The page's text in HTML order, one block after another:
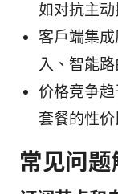
如对抗主
客户端集
入、智能
价格竞争
套餐的性
常见问题